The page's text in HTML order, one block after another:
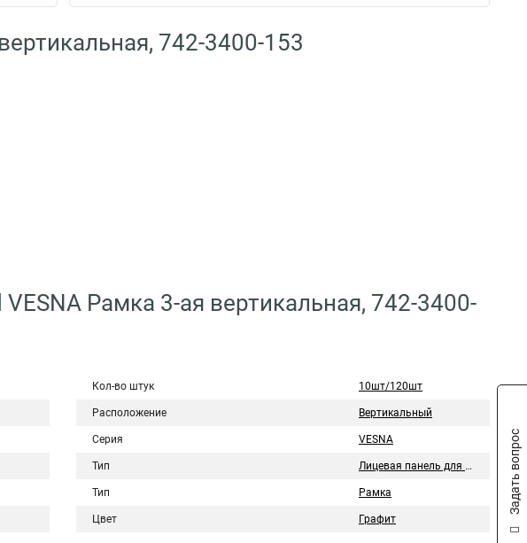
742-3400-153
Рамка 3-ая вертикальная, 742-3400-
Кол-во штук 10шт/120шт
Расположение Вертикальный
Серия VESNA
Тип Лицевая панель для розетки/выключателя
Тип Рамка
Цвет Графит
Задать вопрос